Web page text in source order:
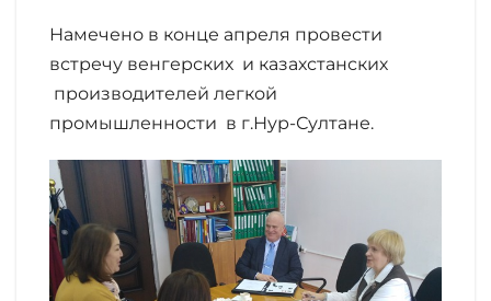
Намечено в конце апреля провести
встречу венгерских и казахстанских
производителей легкой
промышленности в г.Нур-Султане.